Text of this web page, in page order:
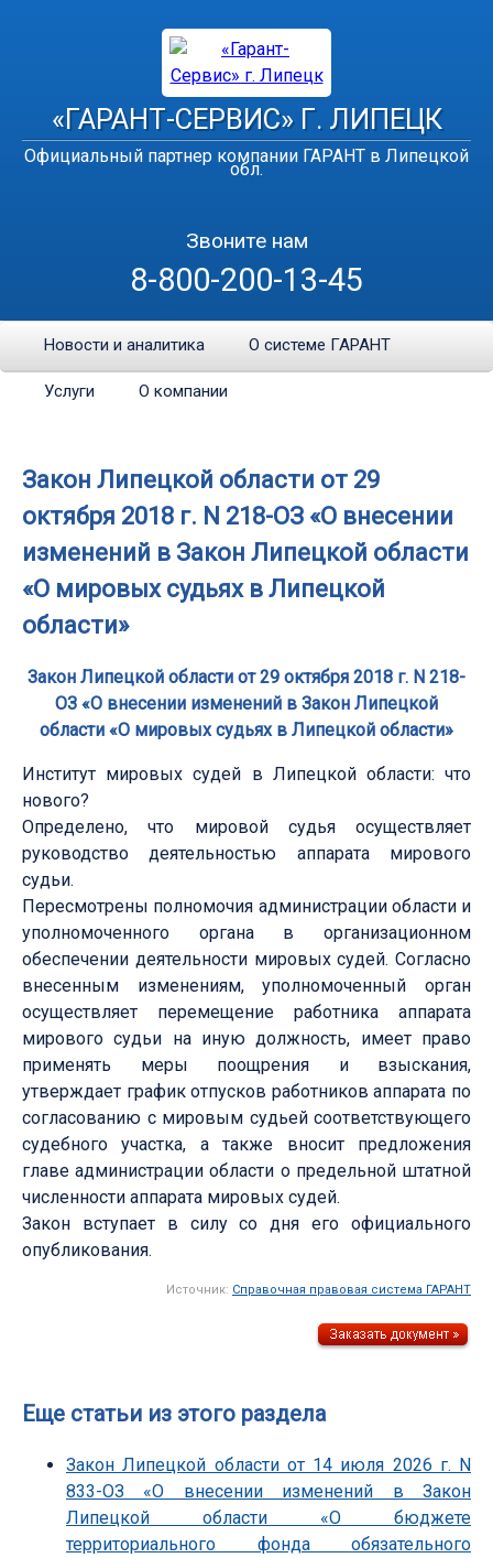
«ГАРАНТ-СЕРВИС» Г. ЛИПЕЦК
Официальный партнер компании ГАРАНТ в Липецкой
обл.
Звоните нам
8-800-200-13-45
Новости и аналитика О системе ГАРАНТ
Услуги О компании
Закон Липецкой области от 29
октября 2018 г. N 218-ОЗ «О внесении
изменений в Закон Липецкой области
«О мировых судьях в Липецкой
области»
Закон Липецкой области от 29 октября 2018 г. N 218-
ОЗ «О внесении изменений в Закон Липецкой
области «О мировых судьях в Липецкой области»
Институт мировых судей в Липецкой области: что
нового?
Определено, что мировой судья осуществляет
руководство деятельностью аппарата мирового
судьи.
Пересмотрены полномочия администрации области и
уполномоченного органа в организационном
обеспечении деятельности мировых судей. Согласно
внесенным изменениям, уполномоченный орган
осуществляет перемещение работника аппарата
мирового судьи на иную должность, имеет право
применять меры поощрения и взыскания,
утверждает график отпусков работников аппарата по
согласованию с мировым судьей соответствующего
судебного участка, а также вносит предложения
главе администрации области о предельной штатной
численности аппарата мировых судей.
Закон вступает в силу со дня его официального
опубликования.
Источник: Справочная правовая система ГАРАНТ
Еще статьи из этого раздела
Закон Липецкой области от 14 июля 2026 г. N
833-ОЗ «О внесении изменений в Закон
Липецкой области «О бюджете
территориального фонда обязательного